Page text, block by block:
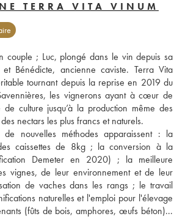
TERRA VITA VINUM
couple ; Luc, plongé dans le vin depuis sa
Bénédicte, ancienne caviste. Terra Vita
tournant depuis la reprise en 2019 du
les vignerons ayant à cœur de
culture jusqu’à la production même des
nectars les plus francs et naturels.
nouvelles méthodes apparaissent : la
caissettes de 8kg ; la conversion à la
Demeter en 2020) ; la meilleure
vignes, de leur environnement et de leur
de vaches dans les rangs ; le travail
naturelles et l'emploi pour l'élevage
(fûts de bois, amphores, œufs béton)...